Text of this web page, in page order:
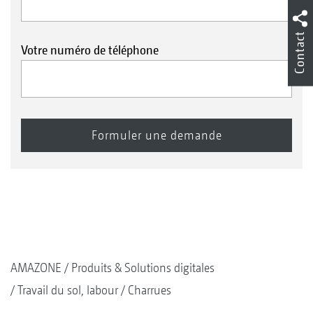
Votre numéro de téléphone
AMAZONE
Produits & Solutions digitales
Travail du sol, labour
Charrues
Contact